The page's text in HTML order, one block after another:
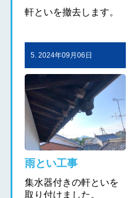
軒といを撤去します。
5. 2024年09月06日
雨とい工事
集水器付きの軒といを
取り付けました。